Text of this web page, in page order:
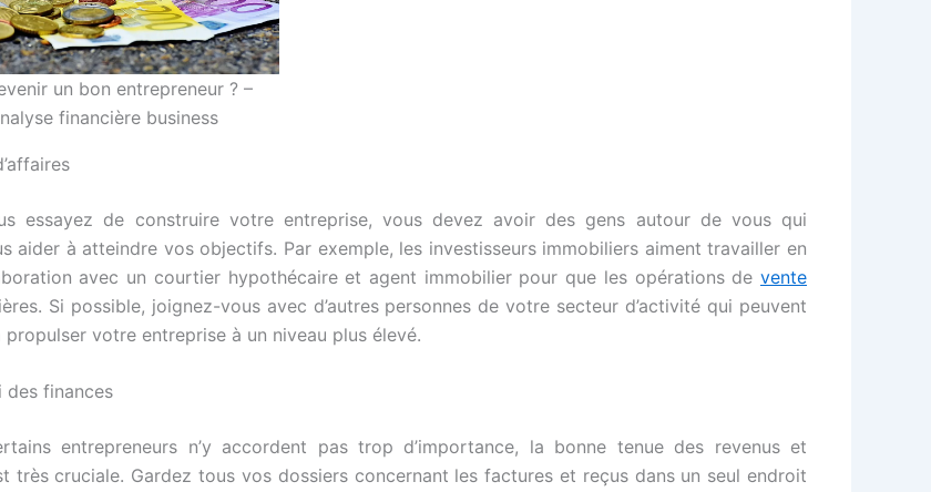
un bon entrepreneur ? –
financière business
essayez de construire votre entreprise, vous devez avoir des gens autour de vous qui
aider à atteindre vos objectifs. Par exemple, les investisseurs immobiliers aiment travailler en
avec un courtier hypothécaire et agent immobilier pour que les opérations de vente
Si possible, joignez-vous avec d’autres personnes de votre secteur d’activité qui peuvent
propulser votre entreprise à un niveau plus élevé.
des finances
entrepreneurs n’y accordent pas trop d’importance, la bonne tenue des revenus et
très cruciale. Gardez tous vos dossiers concernant les factures et reçus dans un seul endroit